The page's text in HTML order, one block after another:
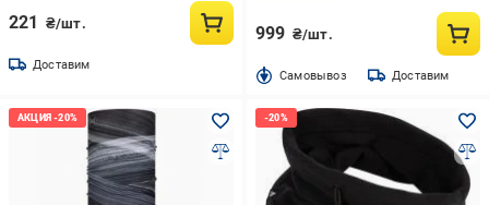
221 ₴/шт.
Доставим
999 ₴/шт.
Cамовывоз Доставим